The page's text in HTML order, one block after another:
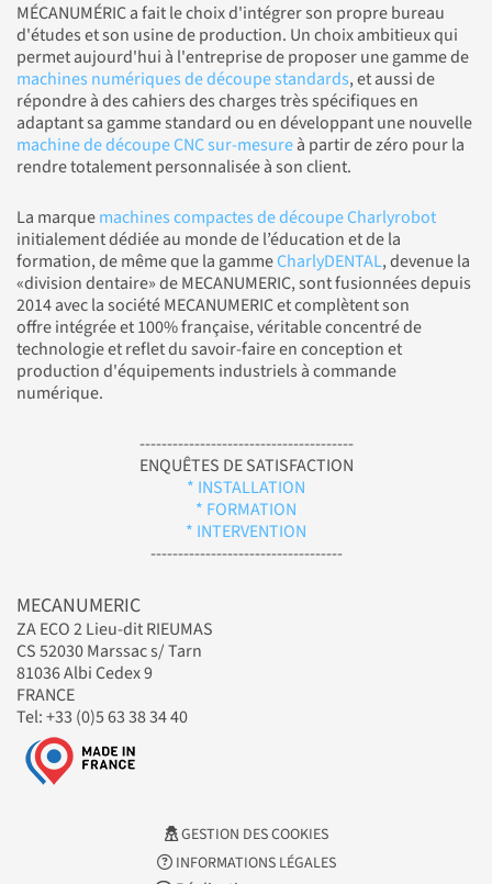
MÉCANUMÉRIC a fait le choix d'intégrer son propre bureau
d'études et son usine de production. Un choix ambitieux qui
permet aujourd'hui à l'entreprise de proposer une gamme de
machines numériques de découpe standards, et aussi de
répondre à des cahiers des charges très spécifiques en
adaptant sa gamme standard ou en développant une nouvelle
machine de découpe CNC sur-mesureà partir de zéro pour la
rendre totalement personnalisée à son client.
La marquemachines compactes de découpe Charlyrobot
initialement dédiée au monde de l’éducation et de la
formation, de même que la gammeCharlyDENTAL, devenue la
«division dentaire» de MECANUMERIC, sont fusionnées depuis
2014 avec la société MECANUMERIC et complètent son
offre intégrée et 100% française, véritable concentré de
technologie et reflet du savoir-faire en conception et
production d'équipements industriels à commande
numérique.
---------------------------------------
ENQUÊTES DE SATISFACTION
* INSTALLATION
* FORMATION
* INTERVENTION
-----------------------------------
MECANUMERIC
ZA ECO 2 Lieu-dit RIEUMAS
CS 52030 Marssac s/ Tarn
81036 Albi Cedex 9
FRANCE
Tel: +33 (0)5 63 38 34 40
GESTION DES COOKIES
INFORMATIONS LÉGALES